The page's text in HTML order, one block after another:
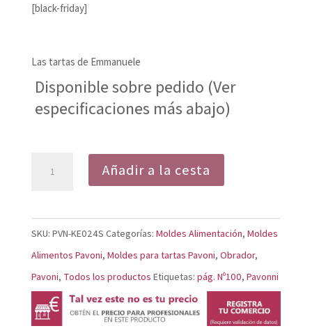
[black-friday]
Las tartas de Emmanuele
Disponible sobre pedido (Ver
especificaciones más abajo)
Añadir a la cesta
SKU: PVN-KE024S Categorías: Moldes Alimentación, Moldes
Alimentos Pavoni, Moldes para tartas Pavoni, Obrador,
Pavoni, Todos los productos Etiquetas: pág. Nº100, Pavonni